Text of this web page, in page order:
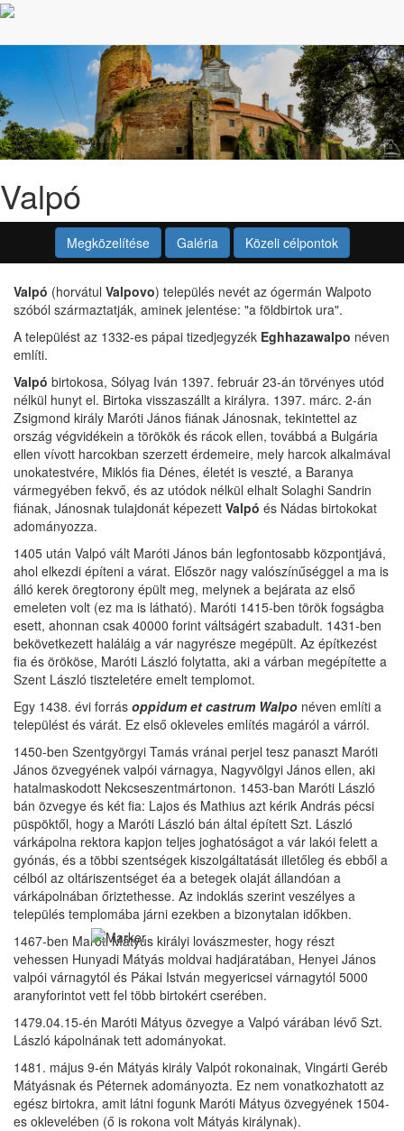
Valpó
Megközelítése Galéria Közeli célpontok
Valpó (horvátul Valpovo) település nevét az ógermán Walpoto
szóból származtatják, aminek jelentése: "a földbirtok ura".
A települést az 1332-es pápai tizedjegyzék Eghhazawalpo néven
említi.
Valpó birtokosa, Sólyag Iván 1397. február 23-án törvényes utód
nélkül hunyt el. Birtoka visszaszállt a királyra. 1397. márc. 2-án
Zsigmond király Maróti János fiának Jánosnak, tekintettel az
ország végvidékein a törökök és rácok ellen, továbbá a Bulgária
ellen vívott harcokban szerzett érdemeire, mely harcok alkalmával
unokatestvére, Miklós fia Dénes, életét is veszté, a Baranya
vármegyében fekvő, és az utódok nélkül elhalt Solaghi Sandrin
fiának, Jánosnak tulajdonát képezett Valpó és Nádas birtokokat
adományozza.
1405 után Valpó vált Maróti János bán legfontosabb központjává,
ahol elkezdi építeni a várat. Először nagy valószínűséggel a ma is
álló kerek öregtorony épült meg, melynek a bejárata az első
emeleten volt (ez ma is látható). Maróti 1415-ben török fogságba
esett, ahonnan csak 40000 forint váltságért szabadult. 1431-ben
bekövetkezett haláláig a vár nagyrésze megépült. Az építkezést
fia és örököse, Maróti László folytatta, aki a várban megépítette a
Szent László tiszteletére emelt templomot.
Egy 1438. évi forrás oppidum et castrum Walpo néven említi a
települést és várát. Ez első okleveles említés magáról a várról.
1450-ben Szentgyörgyi Tamás vránai perjel tesz panaszt Maróti
János özvegyének valpói várnagya, Nagyvölgyi János ellen, aki
hatalmaskodott Nekcseszentmártonon. 1453-ban Maróti László
bán özvegye és két fia: Lajos és Mathius azt kérik András pécsi
püspöktől, hogy a Maróti László bán által épített Szt. László
várkápolna rektora kapjon teljes joghatóságot a vár lakói felett a
gyónás, és a többi szentségek kiszolgáltatását illetőleg és ebből a
célból az oltáriszentséget éa a betegek olaját állandóan a
várkápolnában őriztethesse. Az indoklás szerint veszélyes a
település templomába járni ezekben a bizonytalan időkben.
1467-ben Maróti Mátyus királyi lovászmester, hogy részt
vehessen Hunyadi Mátyás moldvai hadjáratában, Henyei János
valpói várnagytól és Pákai István megyericsei várnagytól 5000
aranyforintot vett fel több birtokért cserében.
1479.04.15-én Maróti Mátyus özvegye a Valpó várában lévő Szt.
László kápolnának tett adományokat.
1481. május 9-én Mátyás király Valpót rokonainak, Vingárti Geréb
Mátyásnak és Péternek adományozta. Ez nem vonatkozhatott az
egész birtokra, amit látni fogunk Maróti Mátyus özvegyének 1504-
es oklevelében (ő is rokona volt Mátyás királynak).